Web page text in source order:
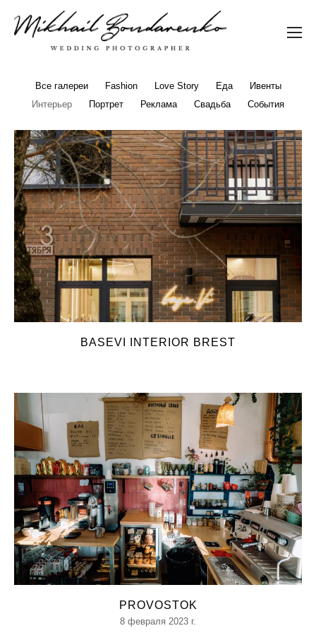
Все галереи Fashion Love Story Еда
Ивенты
Интерьер
Портрет Реклама Свадьба События
BASEVI INTERIOR BREST
PROVOSTOK
8 февраля 2023 г.